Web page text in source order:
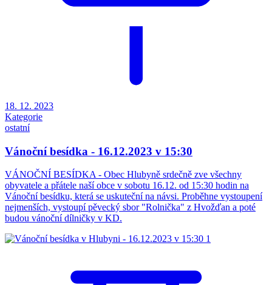
18. 12. 2023
Kategorie
ostatní
Vánoční besídka - 16.12.2023 v 15:30
VÁNOČNÍ BESÍDKA - Obec Hlubyně srdečně zve všechny
obyvatele a přátele naší obce v sobotu 16.12. od 15:30 hodin na
Vánoční besídku, která se uskuteční na návsi. Proběhne vystoupení
nejmenších, vystoupí pěvecký sbor "Rolnička" z Hvožďan a poté
budou vánoční dílničky v KD.